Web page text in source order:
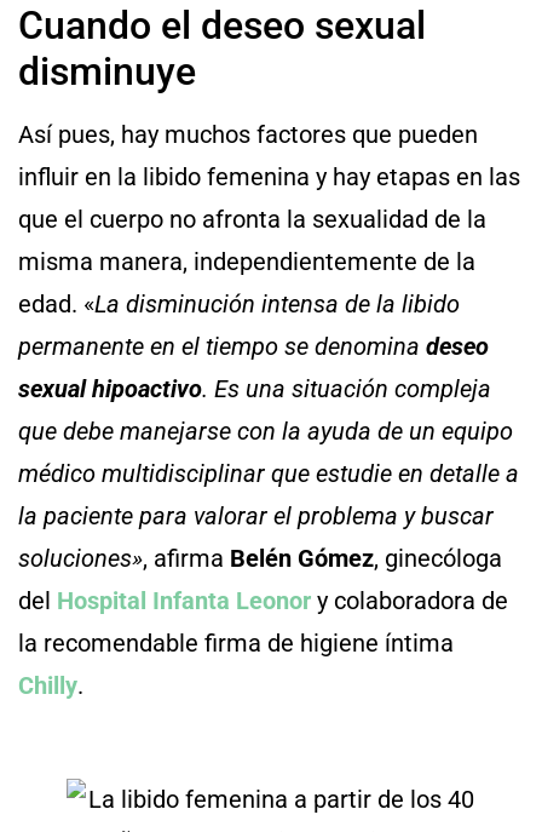
Cuando el deseo sexual
disminuye
Así pues, hay muchos factores que pueden
influir en la libido femenina y hay etapas en las
que el cuerpo no afronta la sexualidad de la
misma manera, independientemente de la
edad. «La disminución intensa de la libido
permanente en el tiempo se denomina deseo
sexual hipoactivo. Es una situación compleja
que debe manejarse con la ayuda de un equipo
médico multidisciplinar que estudie en detalle a
la paciente para valorar el problema y buscar
soluciones», afirma Belén Gómez, ginecóloga
del Hospital Infanta Leonor y colaboradora de
la recomendable firma de higiene íntima
Chilly.